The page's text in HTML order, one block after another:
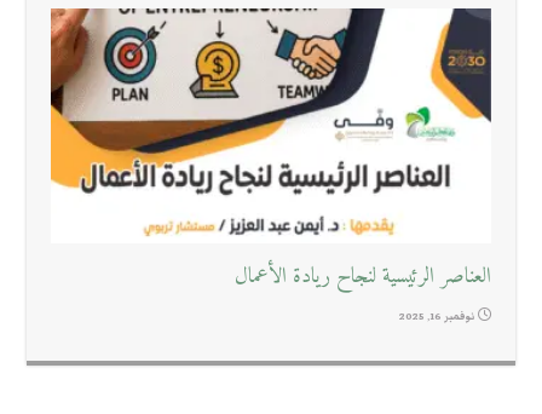
العناصر الرئيسية لنجاح ريادة الأعمال
نوفمبر 16, 2025